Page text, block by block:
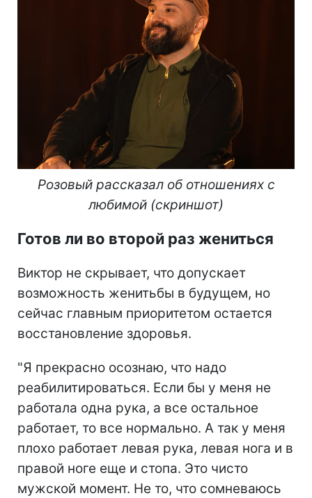
Розовый рассказал об отношениях с
любимой (скриншот)
Готов ли во второй раз жениться
Виктор не скрывает, что допускает
возможность женитьбы в будущем, но
сейчас главным приоритетом остается
восстановление здоровья.
"Я прекрасно осознаю, что надо
реабилитироваться. Если бы у меня не
работала одна рука, а все остальное
работает, то все нормально. А так у меня
плохо работает левая рука, левая нога и в
правой ноге еще и стопа. Это чисто
мужской момент. Не то, что сомневаюсь